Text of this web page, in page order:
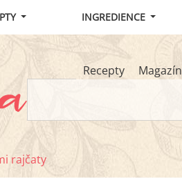
INGREDIENCE
Recepty Magazín
rajčaty